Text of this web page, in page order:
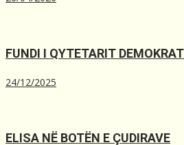
FUNDI I QYTETARIT
24/12/2025
ELISA NË BOTËN E ÇUDIRAVE